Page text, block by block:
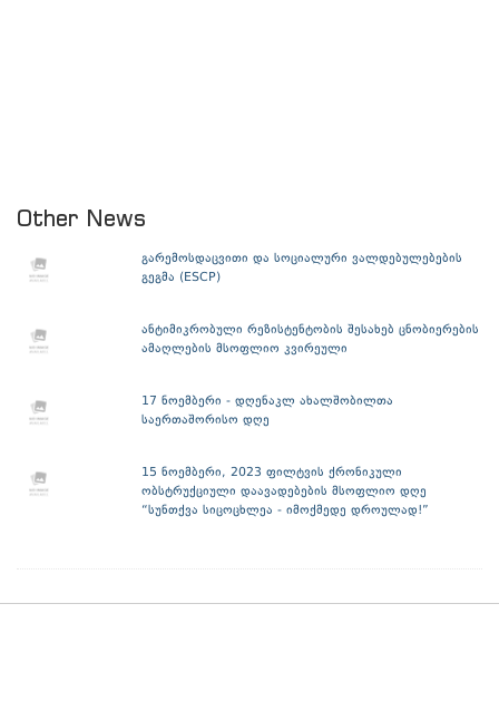
Other News
გარემოსდაცვითი და სოციალური ვალდებულებების
გეგმა (ESCP)
ანტიმიკრობული რეზისტენტობის შესახებ ცნობიერების
ამაღლების მსოფლიო კვირეული
17 ნოემბერი - დღენაკლ ახალშობილთა
საერთაშორისო დღე
15 ნოემბერი, 2023 ფილტვის ქრონიკული
ობსტრუქციული დაავადებების მსოფლიო დღე
“სუნთქვა სიცოცხლეა - იმოქმედე დროულად!”